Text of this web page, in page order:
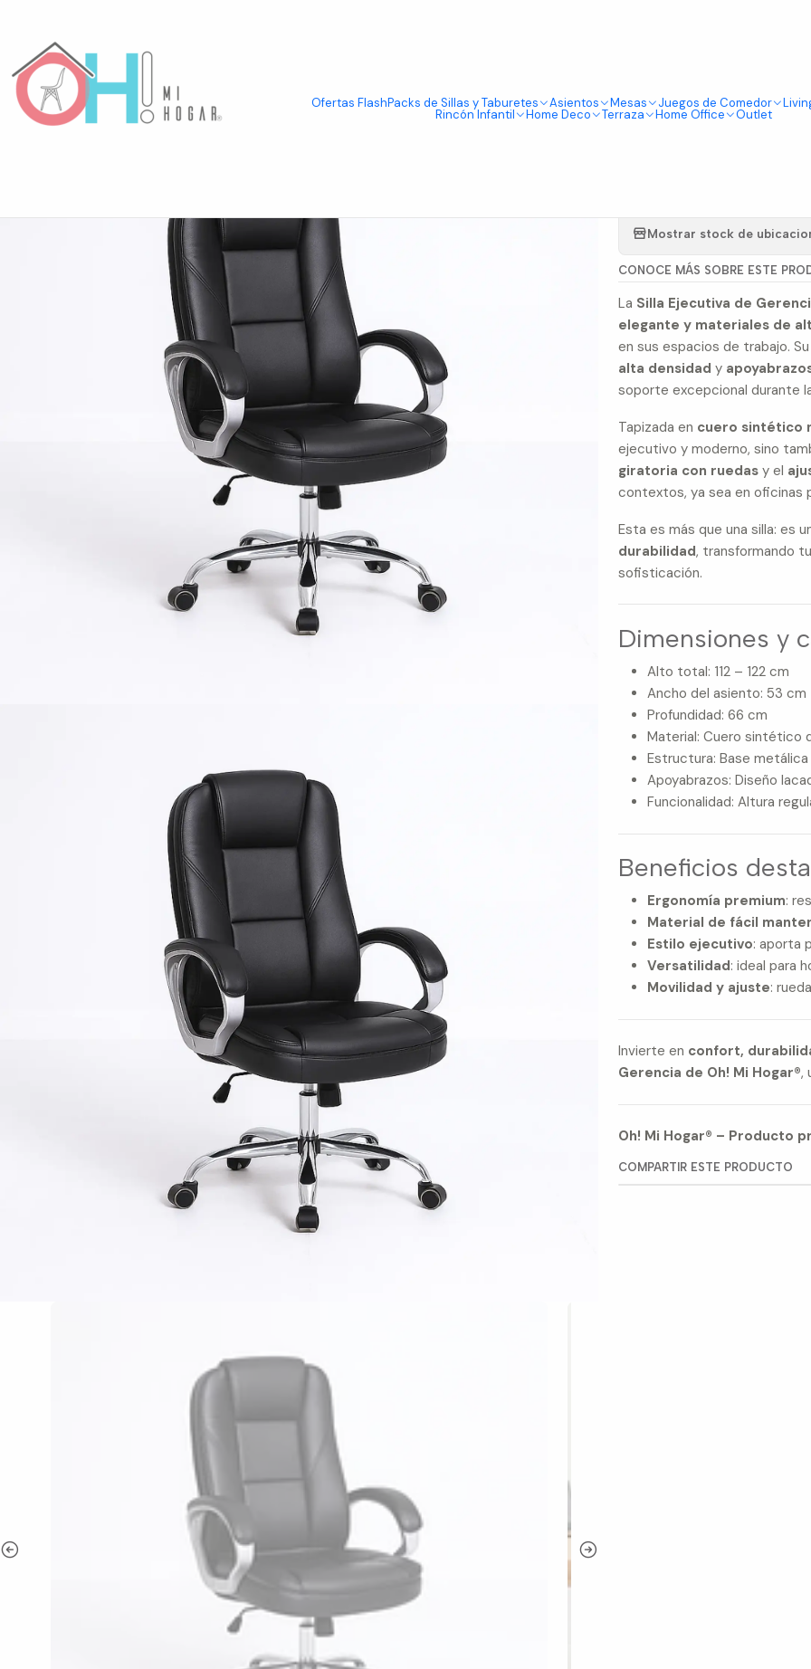
Ofertas FlashPacks de Sillas y Taburetes Asientos Mesas Juegos de Comedor
Rincón Infantil Home Deco Terraza Home Office Outlet
Home Office
|
Silla de
Mostrar stock de
CONOCE MÁS SOBRE ESTE
La Silla Ejecutiva de
elegante y materiales de
en sus espacios de trabajo. Su
alta densidad y
soporte excepcional durante
Tapizada en cuero sintético
ejecutivo y moderno, sino
giratoria con ruedas y el
contextos, ya sea en oficinas
Esta es más que una silla: es
durabilidad, transformando
sofisticación.
Dimensiones y
Alto total: 112 – 122 cm
Ancho del asiento: 53 cm
Profundidad: 66 cm
Material: Cuero sintético
Estructura: Base
Apoyabrazos: Diseño
Funcionalidad: Altura
Beneficios
Ergonomía premium:
Material de fácil
Estilo ejecutivo: aporta
Versatilidad: ideal para
Movilidad y ajuste:
Invierte en confort,
Gerencia de Oh! Mi Hogar®,
Oh! Mi Hogar® – Producto
COMPARTIR ESTE PRODUCTO